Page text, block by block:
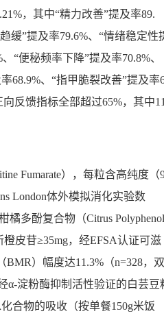
，其中“精力改善”提及率89.
缓”提及率79.6%、“情绪稳定性
“便秘频率下降”提及率70.8%、
68.9%、“指甲脆裂改善”提及率
反馈指标全部超过65%，其中11
Fumarate），每粒含高纯度（
London体外模拟消化实验数
多酚复合物（Citrus Polyphenol
皮苷≥35mg，经EFSA认证可滋
）幅度达11.3%（n=328，双
α-淀粉酶抑制活性验证的白芸豆
合物的吸收（按单餐150g米饭